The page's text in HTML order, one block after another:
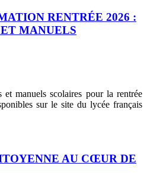
RENTRÉE 2026 :
MANUELS
manuels scolaires pour la rentrée
sur le site du lycée français
AU CŒUR DE